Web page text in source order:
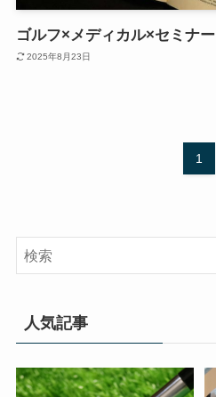
ゴルフ×メディカル×セミナー
2025年8月23日
1
人気記事